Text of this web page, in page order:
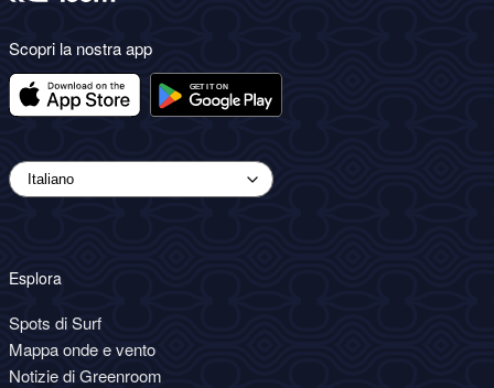
Scopri la nostra app
Esplora
Spots di Surf
Mappa onde e vento
Notizie di Greenroom